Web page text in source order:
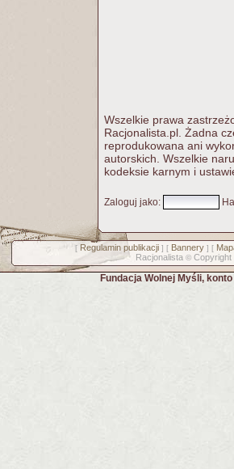
Wszelkie prawa
Racjonalista.pl. Żadna
reprodukowana ani
autorskich. Wszelkie
kodeksie karnym i
Zaloguj jako:
[ Regulamin publikacji] [ Bannery] [
Racjonalista © Copyright
Fundacja Wolnej Myśli,